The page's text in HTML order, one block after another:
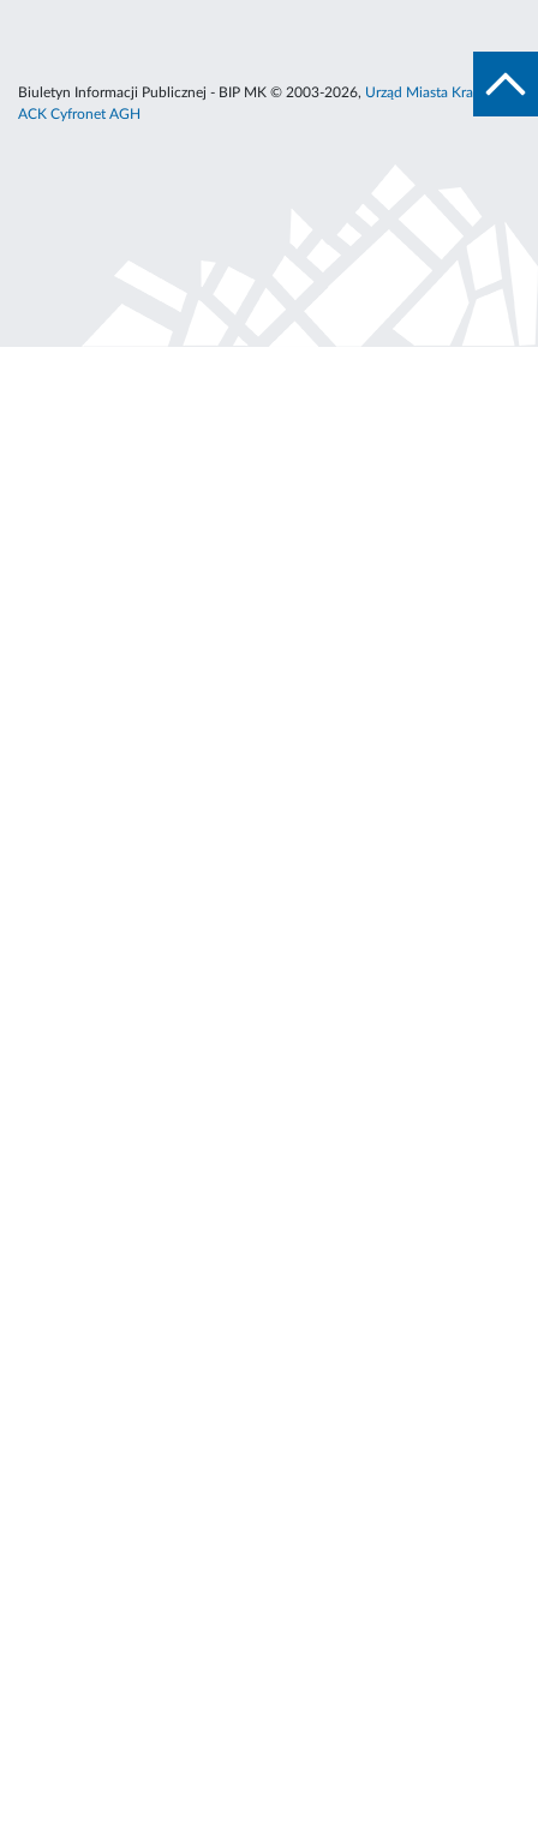
Biuletyn Informacji Publicznej - BIP MK © 2003-2026, Urząd Miasta Krakowa
ACK Cyfronet AGH